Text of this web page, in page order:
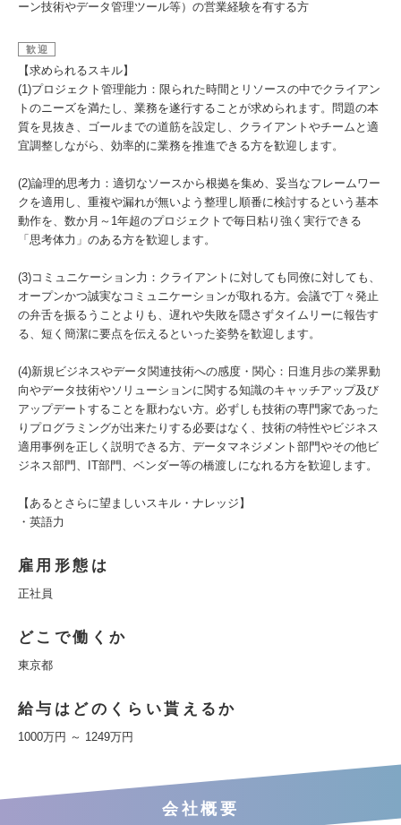
ーン技術やデータ管理ツール等）の営業経験を有する方
歓迎
【求められるスキル】
(1)プロジェクト管理能力：限られた時間とリソースの中でクライアン
トのニーズを満たし、業務を遂行することが求められます。問題の本
質を見抜き、ゴールまでの道筋を設定し、クライアントやチームと適
宜調整しながら、効率的に業務を推進できる方を歓迎します。
(2)論理的思考力：適切なソースから根拠を集め、妥当なフレームワー
クを適用し、重複や漏れが無いよう整理し順番に検討するという基本
動作を、数か月～1年超のプロジェクトで毎日粘り強く実行できる
「思考体力」のある方を歓迎します。
(3)コミュニケーション力：クライアントに対しても同僚に対しても、
オープンかつ誠実なコミュニケーションが取れる方。会議で丁々発止
の弁舌を振るうことよりも、遅れや失敗を隠さずタイムリーに報告す
る、短く簡潔に要点を伝えるといった姿勢を歓迎します。
(4)新規ビジネスやデータ関連技術への感度・関心：日進月歩の業界動
向やデータ技術やソリューションに関する知識のキャッチアップ及び
アップデートすることを厭わない方。必ずしも技術の専門家であった
りプログラミングが出来たりする必要はなく、技術の特性やビジネス
適用事例を正しく説明できる方、データマネジメント部門やその他ビ
ジネス部門、IT部門、ベンダー等の橋渡しになれる方を歓迎します。
【あるとさらに望ましいスキル・ナレッジ】
・英語力
雇用形態は
正社員
どこで働くか
東京都
給与はどのくらい貰えるか
1000万円 ～ 1249万円
会社概要